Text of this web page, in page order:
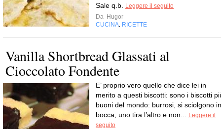
Sale q.b.
Leggere il seguito
Da Hugor
CUCINA RICETTE
Vanilla Shortbread Glassati al
Cioccolato Fondente
E’ proprio vero quello che dice lei in
merito a questi biscotti: sono i biscotti
buoni del mondo: burrosi, si sciolgono in
bocca, uno tira l’altro e non...
Leggere il
seguito